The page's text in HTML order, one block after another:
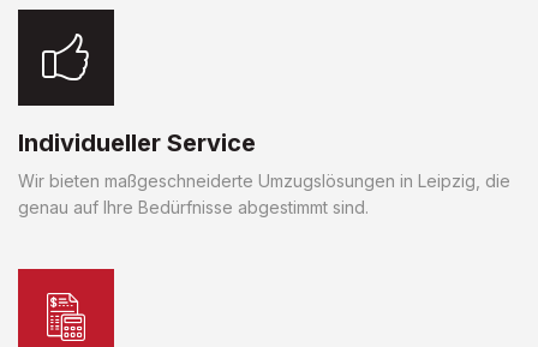
Individueller Service
Wir bieten maßgeschneiderte Umzugslösungen in Leipzig, die
genau auf Ihre Bedürfnisse abgestimmt sind.